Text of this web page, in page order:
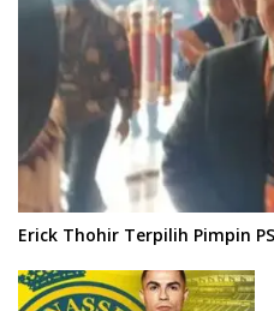
Erick Thohir Terpilih Pimpin